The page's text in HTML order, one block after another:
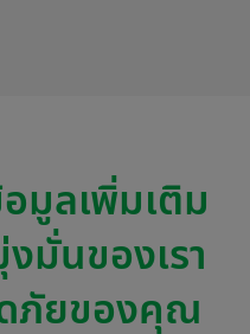
มูลเพิ่มเติม
มั่นของเรา
ภัยของคุณ